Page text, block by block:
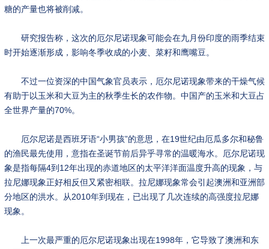
糖的产量也将被削减。
研究报告称，这次的厄尔尼诺现象可能会在九月份印度的雨季结束
时开始逐渐形成，影响冬季收成的小麦、菜籽和鹰嘴豆。
不过一位资深的中国气象官员表示，厄尔尼诺现象带来的干燥气候
有助于以玉米和大豆为主的秋季生长的农作物。中国产的玉米和大豆占
全世界产量的70%。
厄尔尼诺是西班牙语“小男孩”的意思，在19世纪由厄瓜多尔和秘鲁
的渔民最先使用，意指在圣诞节前后异乎寻常的温暖海水。厄尔尼诺现
象是指每隔4到12年出现的赤道地区的太平洋洋面温度升高的现象，与
拉尼娜现象正好相反但又紧密相联。拉尼娜现象常会引起澳洲和亚洲部
分地区的洪水。从2010年到现在，已出现了几次连续的高强度拉尼娜
现象。
上一次最严重的厄尔尼诺现象出现在1998年，它导致了澳洲和东